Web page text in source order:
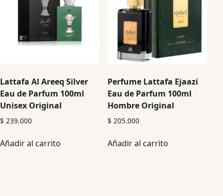
Lattafa Al Areeq Silver
Eau de Parfum 100ml
Unisex Original
$ 239.000
Añadir al carrito
Perfume Lattafa Ejaazi
Eau de Parfum 100ml
Hombre Original
$ 205.000
Añadir al carrito